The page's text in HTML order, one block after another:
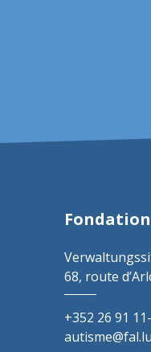
68, route
+352 26 91
autisme@fal.lu